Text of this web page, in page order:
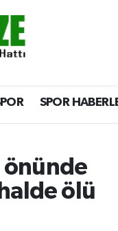
SPOR
önünde
ölü